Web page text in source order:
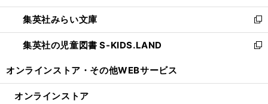
開
く
ウ
で
開
く
ン
ド
ウ
で
ウ
ィ
ン
ド
開
集英社みらい文庫
新
し
い
ン
集英社の児童図書 S-KIDS.LAND
新
ウ
オンラインストア・ その他WEBサービス
オンラインストア